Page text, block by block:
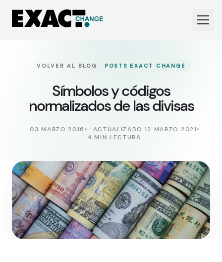
VOLVER AL BLOG · POSTS EXACT CHANGE
Símbolos y códigos
normalizados de las divisas
03 MARZO 2016
ACTUALIZADO 12 MARZO 2021
4 MIN LECTURA